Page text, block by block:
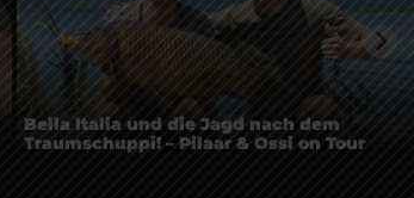
Bella Italia und die Jagd nach dem
Traumschuppi! – Pilaar & Ossi on Tour